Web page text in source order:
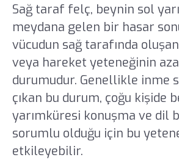
Sağ taraf felç, beynin sol
meydana gelen bir hasar
vücudun sağ tarafında
veya hareket yeteneğinin
durumudur. Genellikle inme
çıkan bu durum, çoğu kişide
yarımküresi konuşma ve dil
sorumlu olduğu için bu
etkileyebilir.